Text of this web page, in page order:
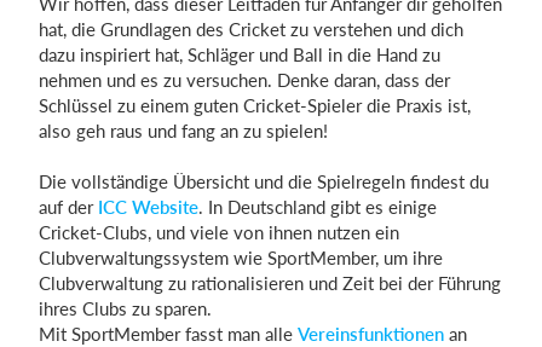
hat, die Grundlagen des Cricket zu verstehen und dich
dazu inspiriert hat, Schläger und Ball in die Hand zu
nehmen und es zu versuchen. Denke daran, dass der
Schlüssel zu einem guten Cricket-Spieler die Praxis ist,
also geh raus und fang an zu spielen!
Die vollständige Übersicht und die Spielregeln findest du
auf der ICC Website. In Deutschland gibt es einige
Cricket-Clubs, und viele von ihnen nutzen ein
Clubverwaltungssystem wie SportMember, um ihre
Clubverwaltung zu rationalisieren und Zeit bei der Führung
ihres Clubs zu sparen.
Mit SportMember fasst man alle Vereinsfunktionen an